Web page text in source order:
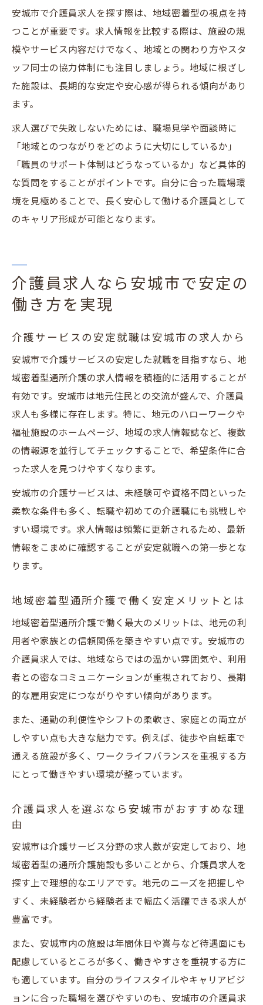
安城市で介護員求人を探す際は、地域密着型の視点を持
つことが重要です。求人情報を比較する際は、施設の規
模やサービス内容だけでなく、地域との関わり方やスタ
ッフ同士の協力体制にも注目しましょう。地域に根ざし
た施設は、長期的な安定や安心感が得られる傾向があり
ます。
求人選びで失敗しないためには、職場見学や面談時に
「地域とのつながりをどのように大切にしているか」
「職員のサポート体制はどうなっているか」など具体的
な質問をすることがポイントです。自分に合った職場環
境を見極めることで、長く安心して働ける介護員として
のキャリア形成が可能となります。
介護員求人なら安城市で安定の
働き方を実現
介護サービスの安定就職は安城市の求人から
安城市で介護サービスの安定した就職を目指すなら、地
域密着型通所介護の求人情報を積極的に活用することが
有効です。安城市は地元住民との交流が盛んで、介護員
求人も多様に存在します。特に、地元のハローワークや
福祉施設のホームページ、地域の求人情報誌など、複数
の情報源を並行してチェックすることで、希望条件に合
った求人を見つけやすくなります。
安城市の介護サービスは、未経験可や資格不問といった
柔軟な条件も多く、転職や初めての介護職にも挑戦しや
すい環境です。求人情報は頻繁に更新されるため、最新
情報をこまめに確認することが安定就職への第一歩とな
ります。
地域密着型通所介護で働く安定メリットとは
地域密着型通所介護で働く最大のメリットは、地元の利
用者や家族との信頼関係を築きやすい点です。安城市の
介護員求人では、地域ならではの温かい雰囲気や、利用
者との密なコミュニケーションが重視されており、長期
的な雇用安定につながりやすい傾向があります。
また、通勤の利便性やシフトの柔軟さ、家庭との両立が
しやすい点も大きな魅力です。例えば、徒歩や自転車で
通える施設が多く、ワークライフバランスを重視する方
にとって働きやすい環境が整っています。
介護員求人を選ぶなら安城市がおすすめな理
由
安城市は介護サービス分野の求人数が安定しており、地
域密着型の通所介護施設も多いことから、介護員求人を
探す上で理想的なエリアです。地元のニーズを把握しや
すく、未経験者から経験者まで幅広く活躍できる求人が
豊富です。
また、安城市内の施設は年間休日や賞与など待遇面にも
配慮しているところが多く、働きやすさを重視する方に
も適しています。自分のライフスタイルやキャリアビジ
ョンに合った職場を選びやすいのも、安城市の介護員求